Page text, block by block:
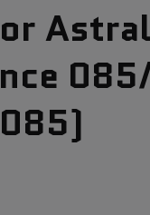
Astral